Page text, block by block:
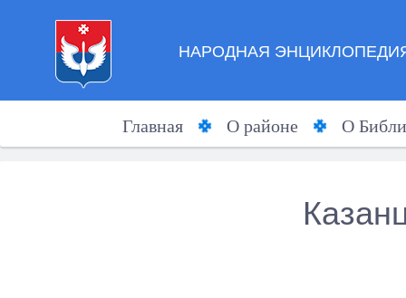
НАРОДНАЯ
Главная О районе О